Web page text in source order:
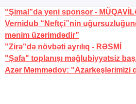
“Şimal”da yeni sponsor -
Vernidub “Neftçi”nin
mənim üzərimdədir”
"Zirə"də növbəti ayrılıq - RƏSMİ
"Şəfa" toplanışı məğlubiyyətsiz
Azər Məmmədov: "Azarkeşlərimizi